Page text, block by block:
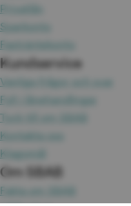
Privatlån
Sparkonto
Fasträntekonto
Kundservice
Vanliga frågor och svar
Fyll i lånehandlingar
Tyck till om SBAB
Kontakta oss
Klagomål
Om SBAB
Fakta om SBAB